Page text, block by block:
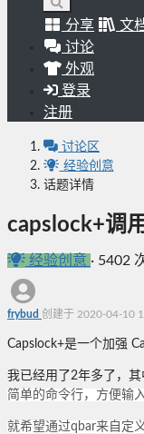
分享
文
讨论
外观
登录
注册
讨论区
经验创意
话题详情
capslock+调
经验创意 · 5402
frybud 创建于 2020-04-10
Capslock+是一个加强
我已经用了2年多了，
简单的命令行，方便输
就希望通过qbar来自定